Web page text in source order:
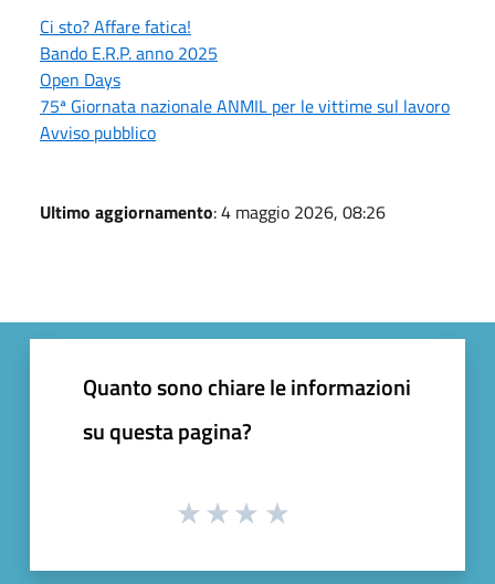
Ci sto? Affare fatica!
Bando E.R.P. anno 2025
Open Days
75ª Giornata nazionale ANMIL per le vittime sul lavoro
Avviso pubblico
Ultimo aggiornamento: 4 maggio 2026, 08:26
Quanto sono chiare le informazioni
su questa pagina?